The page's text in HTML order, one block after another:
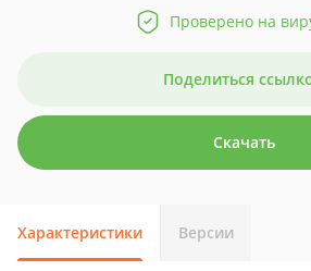
Проверено на
Поделиться
Скачать
Характеристики Версии